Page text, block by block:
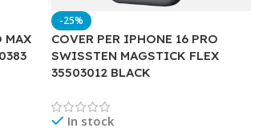
MAX
-25%
COVER PER IPHONE 16 PRO
SWISSTEN MAGSTICK FLEX
35503012 BLACK
In stock